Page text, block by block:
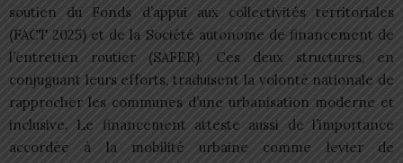
soutien du Fonds d’appui aux collectivités territoriales
(FACT 2025) et de la Société autonome de financement de
l’entretien routier (SAFER). Ces deux structures, en
conjuguant leurs efforts, traduisent la volonté nationale de
rapprocher les communes d’une urbanisation moderne et
inclusive. Le financement atteste aussi de l’importance
accordée à la mobilité urbaine comme levier de